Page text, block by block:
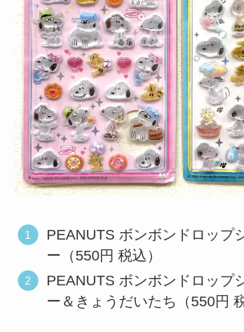
PEANUTS ボンボンドロップ
ー（550円 税込）
PEANUTS ボンボンドロップ
ー＆きょうだいたち（550円